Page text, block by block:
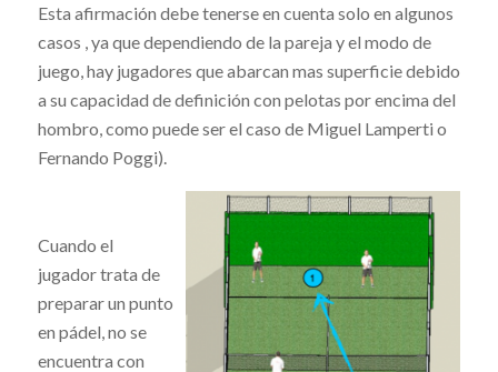
Esta afirmación debe tenerse en cuenta solo en algunos
casos , ya que dependiendo de la pareja y el modo de
juego, hay jugadores que abarcan mas superficie debido
a su capacidad de definición con pelotas por encima del
hombro, como puede ser el caso de Miguel Lamperti o
Fernando Poggi).
Cuando el
jugador trata de
preparar un punto
en pádel, no se
encuentra con